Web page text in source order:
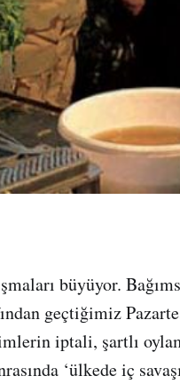
büyüyor.
geçtiğimiz
iptali, şartlı
‘ülkede iç